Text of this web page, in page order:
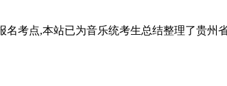
考点,本站已为音乐统考生总结整理了贵州